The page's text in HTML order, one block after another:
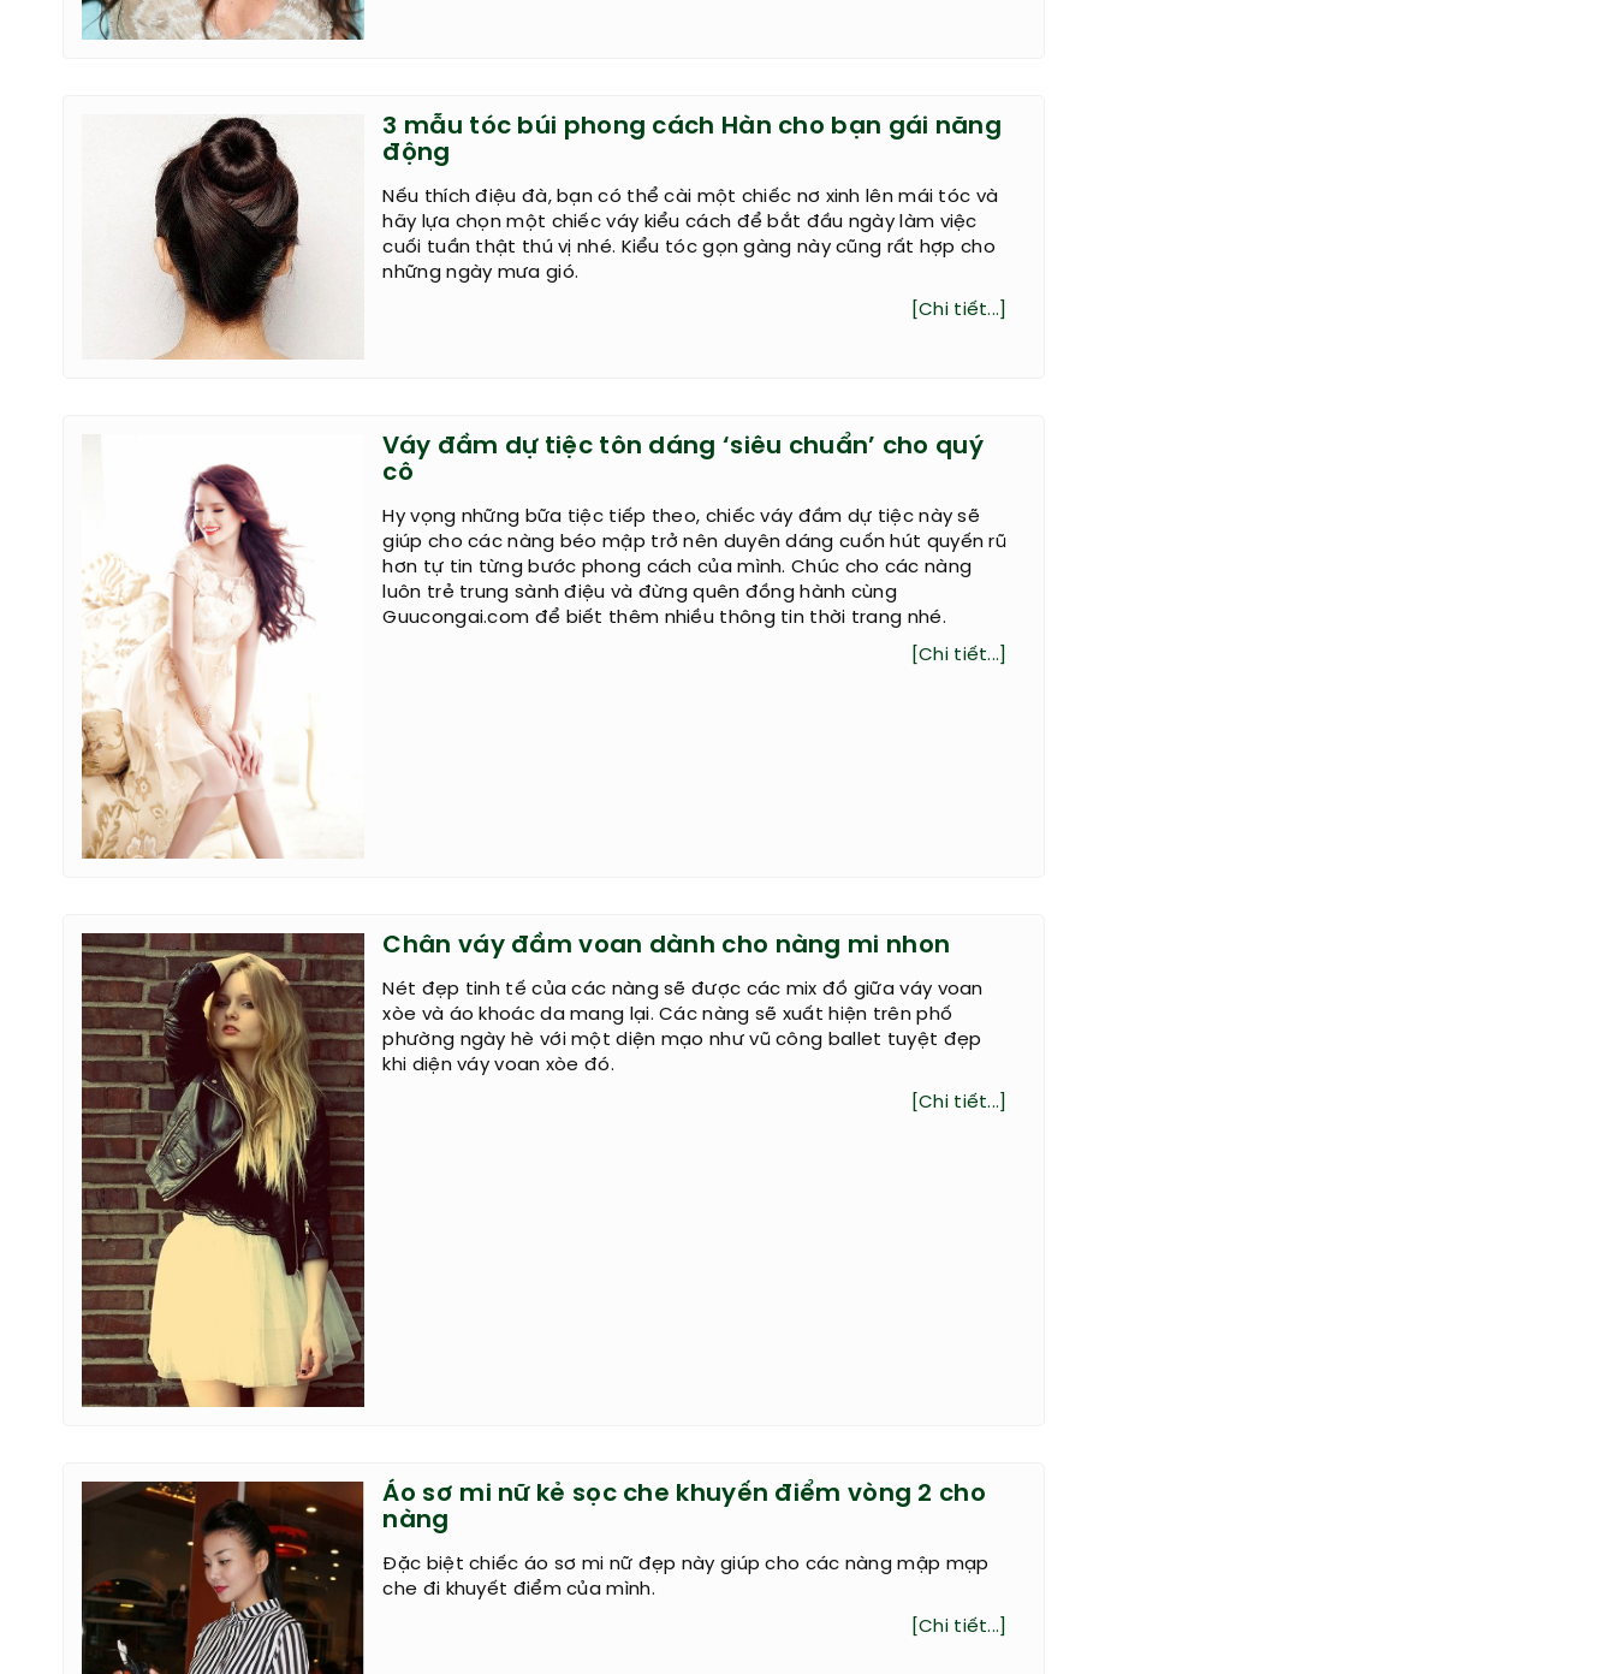
3 mẫu tóc búi phong cách Hàn cho bạn gái năng
động
Nếu thích điệu đà, bạn có thể cài một chiếc nơ xinh lên mái tóc và
hãy lựa chọn một chiếc váy kiểu cách để bắt đầu ngày làm việc
cuối tuần thật thú vị nhé. Kiểu tóc gọn gàng này cũng rất hợp cho
những ngày mưa gió.
[Chi tiết...]
Váy đầm dự tiệc tôn dáng ‘siêu chuẩn’ cho quý
cô
Hy vọng những bữa tiệc tiếp theo, chiếc váy đầm dự tiệc này sẽ
giúp cho các nàng béo mập trở nên duyên dáng cuốn hút quyến rũ
hơn tự tin từng bước phong cách của mình. Chúc cho các nàng
luôn trẻ trung sành điệu và đừng quên đồng hành cùng
Guucongai.com để biết thêm nhiều thông tin thời trang nhé.
[Chi tiết...]
Chân váy đầm voan dành cho nàng mi nhon
Nét đẹp tinh tế của các nàng sẽ được các mix đồ giữa váy voan
xòe và áo khoác da mang lại. Các nàng sẽ xuất hiện trên phố
phường ngày hè với một diện mạo như vũ công ballet tuyệt đẹp
khi diện váy voan xòe đó.
[Chi tiết...]
Áo sơ mi nữ kẻ sọc che khuyến điểm vòng 2 cho
nàng
Đặc biệt chiếc áo sơ mi nữ đẹp này giúp cho các nàng mập mạp
che đi khuyết điểm của mình.
[Chi tiết...]